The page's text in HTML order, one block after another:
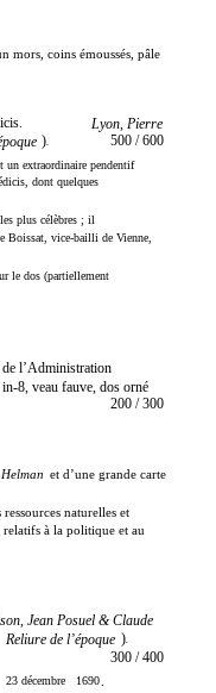
mors, coins émoussés, pâle
Lyon, Pierre
). 500 / 600
un extraordinaire pendentif
dont quelques
plus célèbres ; il
Boissat, vice-bailli de Vienne,
le dos (partiellement
l’Administration
8, veau fauve, dos orné
200 / 300
Helman et d’une grande carte
naturelles et
à la politique et au
Jean Posuel & Claude
Reliure de l’époque ).
300 / 400
23 décembre 1690